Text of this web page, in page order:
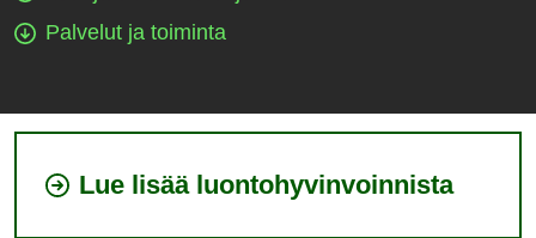
Palvelut ja toiminta
Lue lisää luontohyvinvoinnista